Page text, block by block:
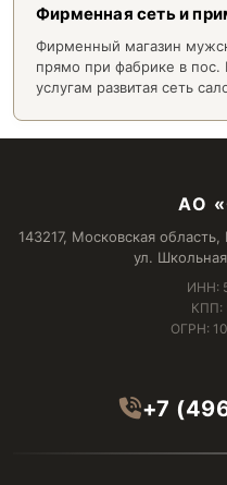
Фирменная сеть и
Фирменный магазин
прямо при фабрике в
услугам развитая сеть
АО
143217, Московская
ул.
ИНН:
КПП:
ОГРН:
+7